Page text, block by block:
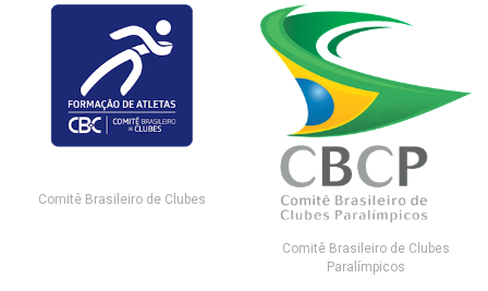
Comitê Brasileiro de Clubes
Comitê Brasileiro de Clubes
Paralímpicos